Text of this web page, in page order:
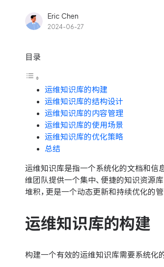
Eric Chen
2024-06-27
目录
运维知识库的构建
运维知识库的结构设计
运维知识库的内容管理
运维知识库的使用场景
运维知识库的优化策略
总结
运维知识库是指一个系统化的文档和信
维团队提供一个集中、便捷的知识资源
堆积，更是一个动态更新和持续优化的管
运维知识库的构建
构建一个有效的运维知识库需要系统化